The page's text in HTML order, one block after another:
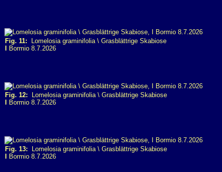
Fig. 11: Lomelosia graminifolia \ Grasblättrige Skabiose
Bormio 8.7.2026
Fig. 12: Lomelosia graminifolia \ Grasblättrige Skabiose
Bormio 8.7.2026
Fig. 13: Lomelosia graminifolia \ Grasblättrige Skabiose
Bormio 8.7.2026